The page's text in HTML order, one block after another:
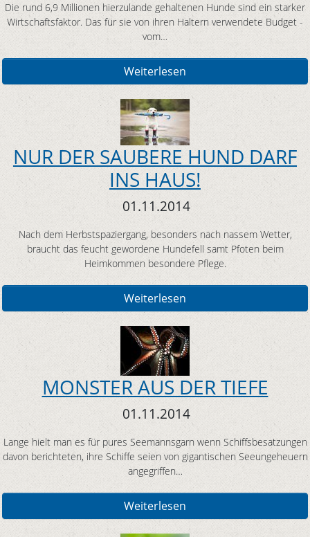
Die rund 6,9 Millionen hierzulande gehaltenen Hunde sind ein starker
Wirtschaftsfaktor. Das für sie von ihren Haltern verwendete Budget -
vom…
Weiterlesen
NUR DER SAUBERE HUND DARF
INS HAUS!
01.11.2014
Nach dem Herbstspaziergang, besonders nach nassem Wetter,
braucht das feucht gewordene Hundefell samt Pfoten beim
Heimkommen besondere Pflege.
Weiterlesen
MONSTER AUS DER TIEFE
01.11.2014
Lange hielt man es für pures Seemannsgarn wenn Schiffsbesatzungen
davon berichteten, ihre Schiffe seien von gigantischen Seeungeheuern
angegriffen…
Weiterlesen